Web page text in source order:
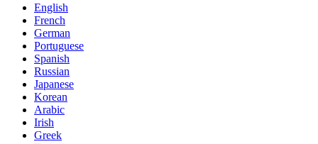
English
French
German
Portuguese
Spanish
Russian
Japanese
Korean
Arabic
Irish
Greek